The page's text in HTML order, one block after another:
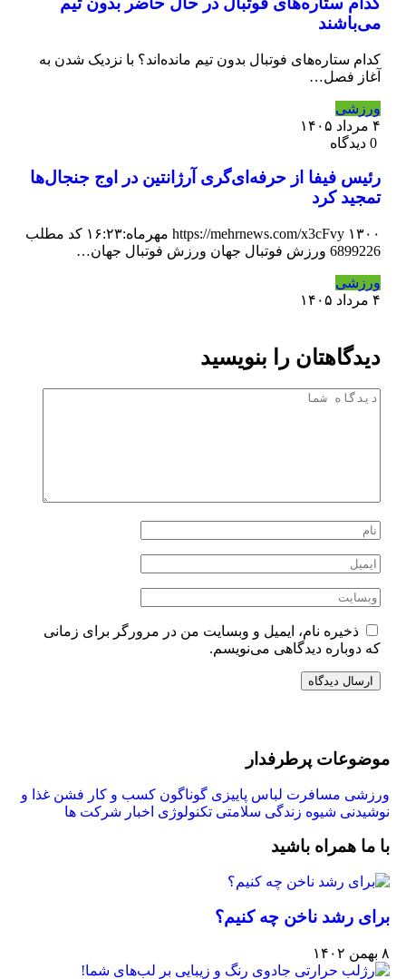
می‌باشند
کدام ستاره‌های فوتبال بدون تیم مانده‌اند؟ با نزدیک شدن به
آغاز فصل…
ورزشی
۴ مرداد ۱۴۰۵
0 دیدگاه
رئیس فیفا از حرفه‌ای‌گری آرژانتین در اوج جنجال‌ها
تمجید کرد
https://mehrnews.com/x3cFvy ۱۳۰۰ مهرماه:۱۶:۲۳ کد مطلب
6899226 ورزش فوتبال جهان ورزش فوتبال جهان…
ورزشی
۴ مرداد ۱۴۰۵
دیدگاهتان را بنویسید
ذخیره نام، ایمیل و وبسایت من در مرورگر برای زمانی
که دوباره دیدگاهی می‌نویسم.
موضوعات پرطرفدار
ورزشی مسافرت لباس پاییزی گوناگون کسب و کار فشن غذا و
نوشیدنی شیوه زندگی سلامتی تکنولوژی اخبار شرکت ها
با ما همراه باشید
برای رشد ناخن چه کنیم؟
۸ بهمن ۱۴۰۲